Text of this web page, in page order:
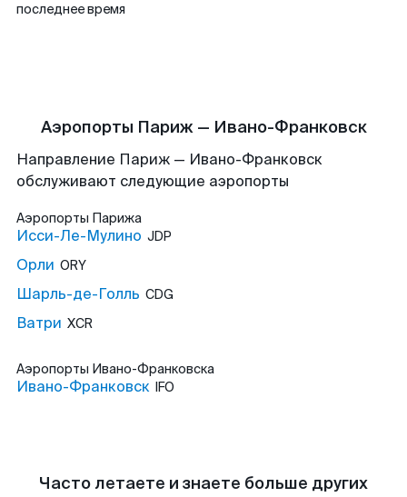
последнее время
Аэропорты Париж — Ивано-Франковск
Направление Париж — Ивано-Франковск
обслуживают следующие аэропорты
Аэропорты Парижа
Исси-Ле-Мулино JDP
Орли ORY
Шарль-де-Голль CDG
Ватри XCR
Аэропорты Ивано-Франковска
Ивано-Франковск IFO
Часто летаете и знаете больше других